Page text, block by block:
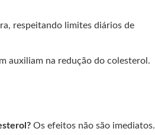
respeitando limites diários de
auxiliam na redução do colesterol.
Os efeitos não são imediatos.